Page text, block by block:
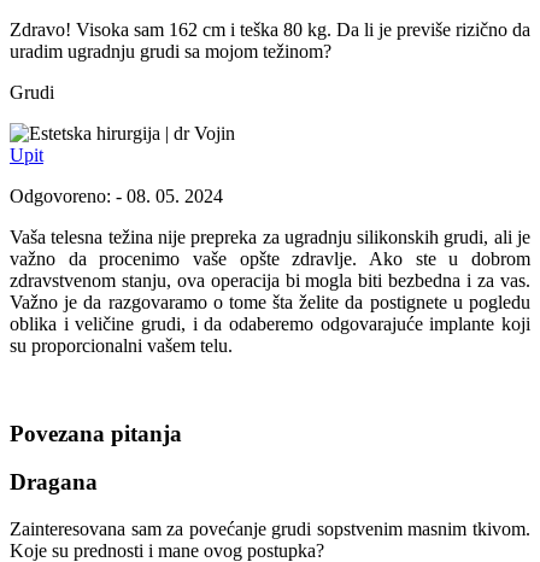
Zdravo! Visoka sam 162 cm i teška 80 kg. Da li je previše rizično da
uradim ugradnju grudi sa mojom težinom?
Grudi
dr Vojin
Upit
Odgovoreno: - 08. 05. 2024
Vaša telesna težina nije prepreka za ugradnju silikonskih grudi, ali je
važno da procenimo vaše opšte zdravlje. Ako ste u dobrom
zdravstvenom stanju, ova operacija bi mogla biti bezbedna i za vas.
Važno je da razgovaramo o tome šta želite da postignete u pogledu
oblika i veličine grudi, i da odaberemo odgovarajuće implante koji
su proporcionalni vašem telu.
Povezana pitanja
Dragana
Zainteresovana sam za povećanje grudi sopstvenim masnim tkivom.
Koje su prednosti i mane ovog postupka?